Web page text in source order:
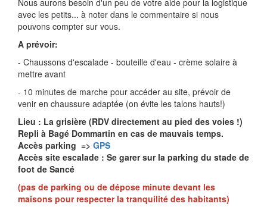
Nous aurons besoin d'un peu de votre aide pour la logistique
avec les petits... à noter dans le commentaire si nous
pouvons compter sur vous.
A prévoir:
- Chaussons d'escalade - bouteille d'eau - crème solaire à
mettre avant
- 10 minutes de marche pour accéder au site, prévoir de
venir en chaussure adaptée (on évite les talons hauts!)
Lieu : La grisière (RDV directement au pied des voies !)
Repli à Bagé Dommartin en cas de mauvais temps.
Accès parking => GPS
Accès site escalade : Se garer sur la parking du stade de
foot de Sancé
(pas de parking ou de dépose minute devant les
maisons pour respecter la tranquilité des habitants)